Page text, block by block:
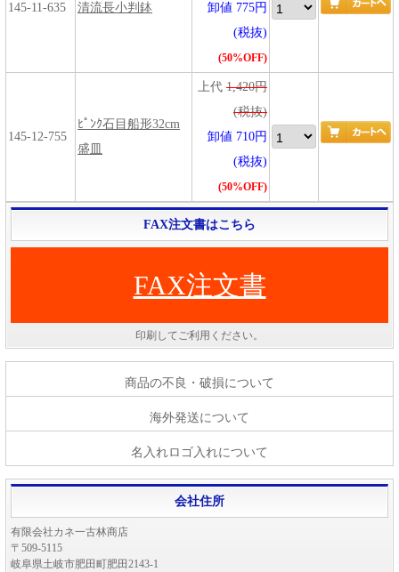
145-11-635 清流長小判鉢
卸値 775円
(税抜)
(50%OFF)
145-12-755
ﾋﾟﾝｸ石目船形32cm
盛皿
上代 1,420円
(税抜)
卸値 710円
(税抜)
(50%OFF)
FAX注文書はこちら
FAX注文書
印刷してご利用ください。
商品の不良・破損について
海外発送について
名入れロゴ入れについて
会社住所
有限会社カネ一古林商店
〒509-5115
岐阜県土岐市肥田町肥田2143-1